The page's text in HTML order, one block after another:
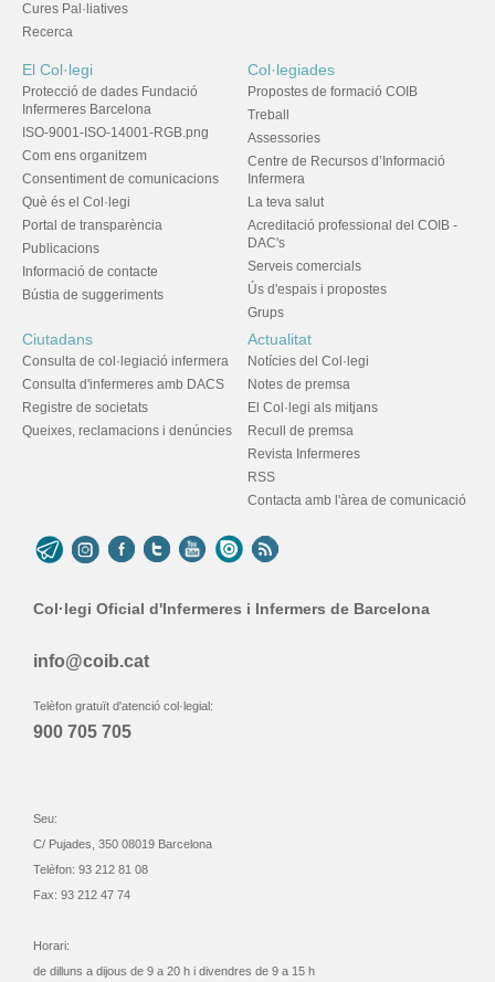
Cures Pal·liatives
Recerca
El Col·legi
Protecció de dades Fundació
Infermeres Barcelona
ISO-9001-ISO-14001-RGB.png
Com ens organitzem
Consentiment de comunicacions
Què és el Col·legi
Portal de transparència
Publicacions
Informació de contacte
Bústia de suggeriments
Col·legiades
Propostes de formació COIB
Treball
Assessories
Centre de Recursos d’Informació
Infermera
La teva salut
Acreditació professional del COIB -
DAC's
Serveis comercials
Ús d'espais i propostes
Grups
Ciutadans
Consulta de col·legiació infermera
Consulta d'infermeres amb DACS
Registre de societats
Queixes, reclamacions i denúncies
Actualitat
Notícies del Col·legi
Notes de premsa
El Col·legi als mitjans
Recull de premsa
Revista Infermeres
RSS
Contacta amb l'àrea de comunicació
Col·legi Oficial d'Infermeres i Infermers de Barcelona
info@coib.cat
Telèfon gratuït d'atenció col·legial:
900 705 705
Seu:
C/ Pujades, 350 08019 Barcelona
Telèfon: 93 212 81 08
Fax: 93 212 47 74
Horari:
de dilluns a dijous de 9 a 20 h i divendres de 9 a 15 h